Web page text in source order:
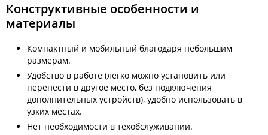
Конструктивные особенности и
материалы
Компактный и мобильный благодаря небольшим
размерам.
Удобство в работе (легко можно установить или
перенести в другое место, без подключения
дополнительных устройств), удобно использовать в
узких местах.
Нет необходимости в техобслуживании.